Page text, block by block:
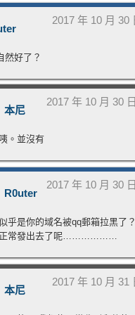
2017 年 10 月 30
然好了？
本尼
2017 年 10 月 30
咦。並沒有
R0uter
2017 年 10 月 30
乎是你的域名被qq郵箱拉黑了
正常發出去了呢………………
本尼
2017 年 10 月 31